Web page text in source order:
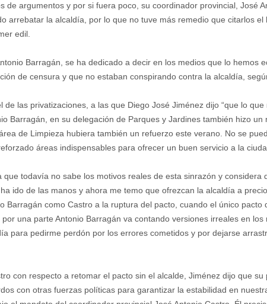
de argumentos y por si fuera poco, su coordinador provincial, José
arrebatar la alcaldía, por lo que no tuve más remedio que citarlos
edil.
Barragán, se ha dedicado a decir en los medios que lo hemos
de censura y que no estaban conspirando contra la alcaldía,
las privatizaciones, a las que Diego José Jiménez dijo “que lo
Barragán, en su delegación de Parques y Jardines también hizo
de Limpieza hubiera también un refuerzo este verano. No se
áreas indispensables para ofrecer un buen servicio a la
todavía no sabe los motivos reales de esta sinrazón y
ido de las manos y ahora me temo que ofrezcan la alcaldía a
Barragán como Castro a la ruptura del pacto, cuando el único
una parte Antonio Barragán va contando versiones irreales en
para pedirme perdón por los errores cometidos y por dejarse
con respecto a retomar el pacto sin el alcalde, Jiménez dijo que
con otras fuerzas políticas para garantizar la estabilidad en